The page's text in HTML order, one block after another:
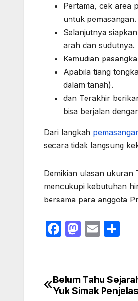
Pertama, cek area
untuk pemasangan.
Selanjutnya
arah dan sudutnya.
Kemudian
Apabila tiang
dalam tanah).
dan Terakhir
bisa berjalan
Dari langkah
secara tidak langsung
Demikian ulasan ukuran
mencukupi kebutuhan
bersama para anggota
F
e
b
M
o
d
E
e
Navigasi
Belum Tahu
Yuk Simak